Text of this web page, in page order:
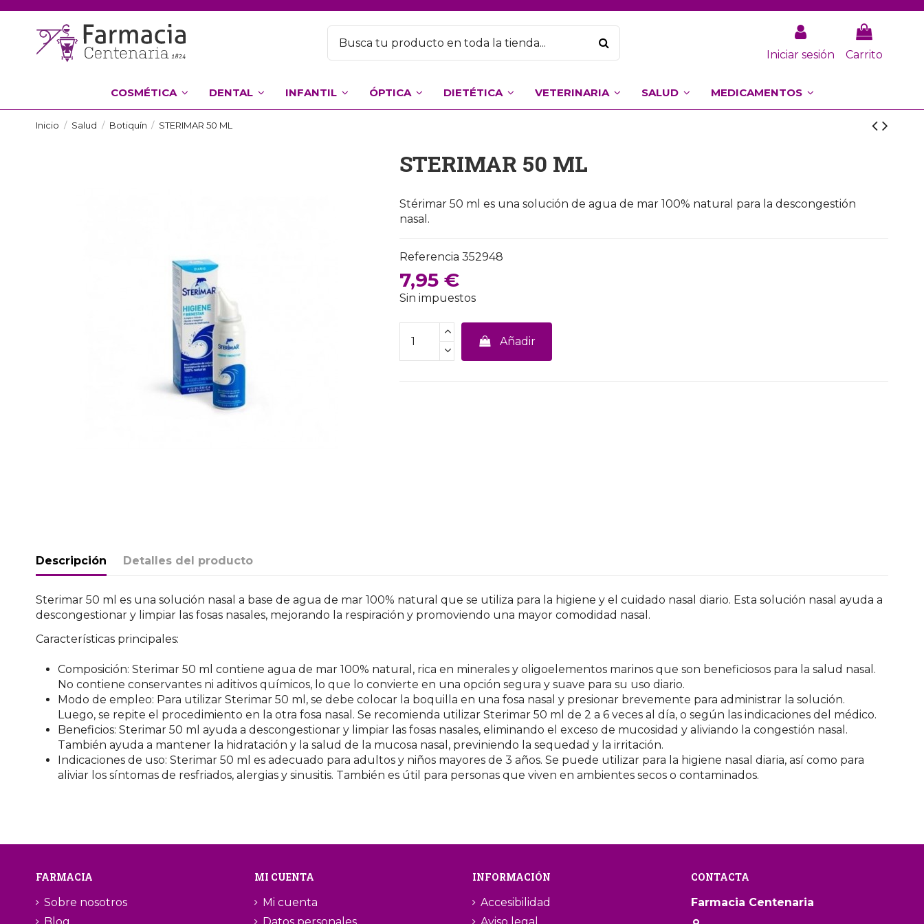
Iniciar sesión Carrito
COSMÉTICA DENTAL INFANTIL ÓPTICA DIETÉTICA VETERINARIA SALUD MEDICAMENTOS
Inicio Salud Botiquín STERIMAR 50 ML
STERIMAR 50 ML
Stérimar 50 ml es una solución de agua de mar 100% natural para la descongestión
nasal.
Referencia 352948
7,95 €
Sin impuestos
Añadir
Descripción Detalles del producto
Sterimar 50 ml es una solución nasal a base de agua de mar 100% natural que se utiliza para la higiene y el cuidado nasal diario. Esta solución nasal ayuda a
descongestionar y limpiar las fosas nasales, mejorando la respiración y promoviendo una mayor comodidad nasal.
Características principales:
Composición: Sterimar 50 ml contiene agua de mar 100% natural, rica en minerales y oligoelementos marinos que son beneficiosos para la salud nasal.
No contiene conservantes ni aditivos químicos, lo que lo convierte en una opción segura y suave para su uso diario.
Modo de empleo: Para utilizar Sterimar 50 ml, se debe colocar la boquilla en una fosa nasal y presionar brevemente para administrar la solución.
Luego, se repite el procedimiento en la otra fosa nasal. Se recomienda utilizar Sterimar 50 ml de 2 a 6 veces al día, o según las indicaciones del médico.
Beneficios: Sterimar 50 ml ayuda a descongestionar y limpiar las fosas nasales, eliminando el exceso de mucosidad y aliviando la congestión nasal.
También ayuda a mantener la hidratación y la salud de la mucosa nasal, previniendo la sequedad y la irritación.
Indicaciones de uso: Sterimar 50 ml es adecuado para adultos y niños mayores de 3 años. Se puede utilizar para la higiene nasal diaria, así como para
aliviar los síntomas de resfriados, alergias y sinusitis. También es útil para personas que viven en ambientes secos o contaminados.
FARMACIA
Sobre nosotros
MI CUENTA
Mi cuenta
INFORMACIÓN
Accesibilidad
CONTACTA
Farmacia Centenaria